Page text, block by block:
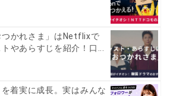
つかれさま」はNetflixで
やあらすじを紹介！口...
着実に成長。実はみんな